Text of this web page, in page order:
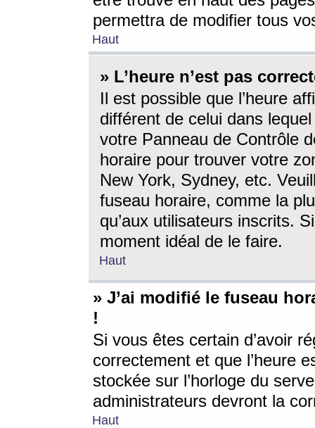
permettra de modifier tous
Haut
» L’heure n’est pas
Il est possible que l’heure
différent de celui dans
votre Panneau de Contrôle
horaire pour trouver votre
New York, Sydney, etc.
fuseau horaire, comme la
qu’aux utilisateurs inscrits.
moment idéal de le faire.
Haut
» J’ai modifié le fuseau
!
Si vous êtes certain d’avoir
correctement et que l’heure
stockée sur l’horloge du
administrateurs devront la
Haut